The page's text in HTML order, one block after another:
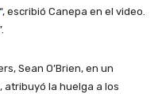
“, escribió Canepa en el video.
Sean O’Brien, en un
atribuyó la huelga a los